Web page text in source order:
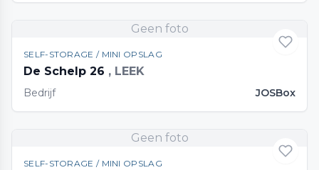
Geen foto
SELF-STORAGE / MINI OPSLAG
De Schelp 26 , LEEK
Bedrijf JOSBox
Geen foto
SELF-STORAGE / MINI OPSLAG